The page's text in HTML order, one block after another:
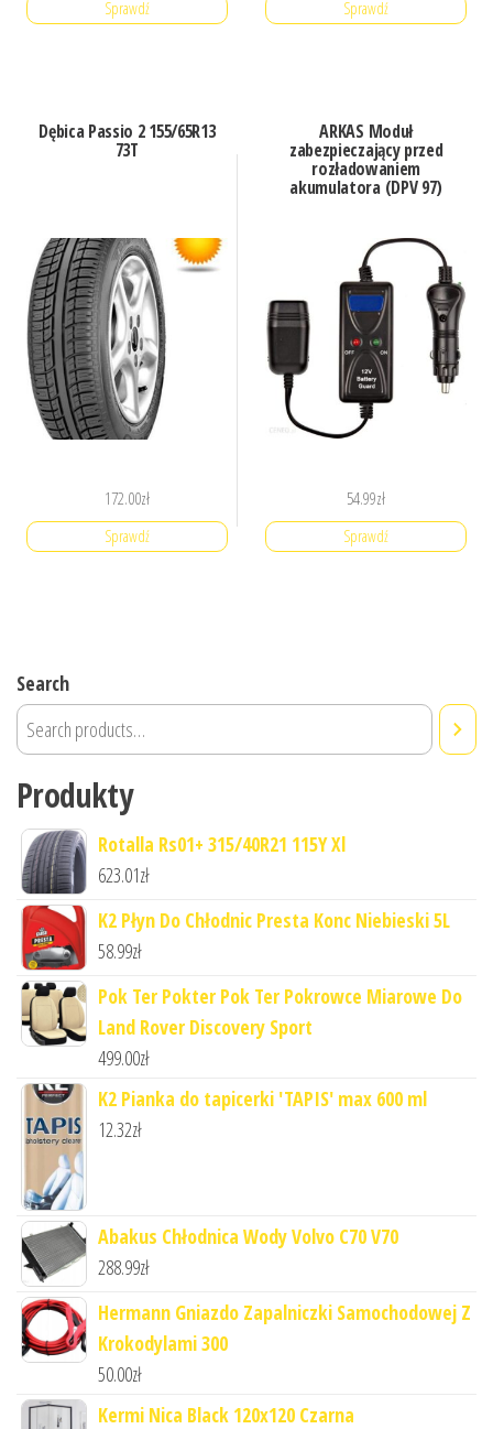
Sprawdź Sprawdź
Dębica Passio 2 155/65R13
73T
172.00zł
Sprawdź
ARKAS Moduł
zabezpieczający przed
rozładowaniem
akumulatora (DPV 97)
54.99zł
Sprawdź
Search
Produkty
Rotalla Rs01+ 315/40R21 115Y Xl
623.01zł
K2 Płyn Do Chłodnic Presta Konc Niebieski 5L
58.99zł
Pok Ter Pokter Pok Ter Pokrowce Miarowe Do
Land Rover Discovery Sport
499.00zł
K2 Pianka do tapicerki 'TAPIS' max 600 ml
12.32zł
Abakus Chłodnica Wody Volvo C70 V70
288.99zł
Hermann Gniazdo Zapalniczki Samochodowej Z
Krokodylami 300
50.00zł
Kermi Nica Black 120x120 Czarna